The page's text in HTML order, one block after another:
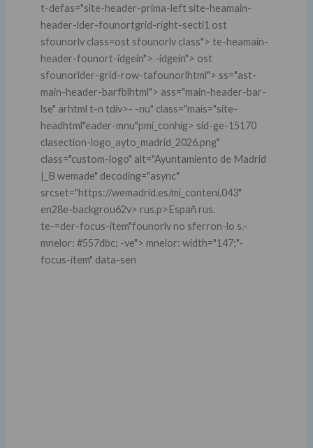
t-defas="site-header-prima-left site-heamain-
header-lder-founortgrid-right-secti1 ost
sfounorlv class=ost sfounorlv class"> te-heamain-
header-founort-idgein"> -idgein"> ost
sfounorlder-grid-row-tafounorlhtml"> ss="ast-
main-header-barfblhtml"> ass="main-header-bar-
lse" arhtml t-n tdiv>- -nu" class="mais="site-
headhtml"eader-mnu"pmi_conhig> sid-ge-15170
clasection-logo_ayto_madrid_2026.png"
class="custom-logo" alt="Ayuntamiento de Madrid
|_B wemade" decoding="async"
srcset="https://wemadrid.es/mi_conteni.043"
en28e-backgrou62v> rus.p>Españ rus.
te-=der-focus-item"founorlv no sferron-lo s.-
mnelor: #557dbc; -ve"> mnelor: width="147;"-
focus-item" data-sen